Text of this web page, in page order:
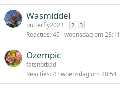
Wasmiddel
butterfly2023 2 3
Reacties 45 woensdag om 23:11
Ozempic
fatsnotbad
Reacties 4 woensdag om 20:54